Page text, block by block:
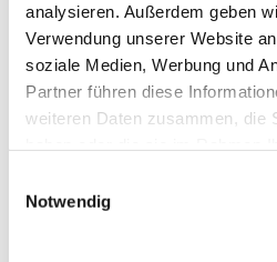
analysieren. Außerdem geben
Verwendung unserer Website
soziale Medien, Werbung und
Partner führen diese
weiteren Daten zusammen, die
Notwendig
Veranstaltung mit Pfr.
Assistent der
Wer möchte ehrenamtlich
horeb – Team
als bundesweiter
Prägung seit über 25
für viele Menschen in